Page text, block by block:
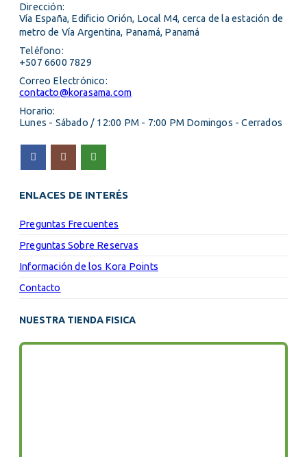
Dirección:
Vía España, Edificio Orión, Local M4, cerca de la estación de
metro de Vía Argentina, Panamá, Panamá
Teléfono:
+507 6600 7829
Correo Electrónico:
contacto@korasama.com
Horario:
Lunes - Sábado / 12:00 PM - 7:00 PM Domingos - Cerrados
ENLACES DE INTERÉS
Preguntas Frecuentes
Preguntas Sobre Reservas
Información de los Kora Points
Contacto
NUESTRA TIENDA FISICA